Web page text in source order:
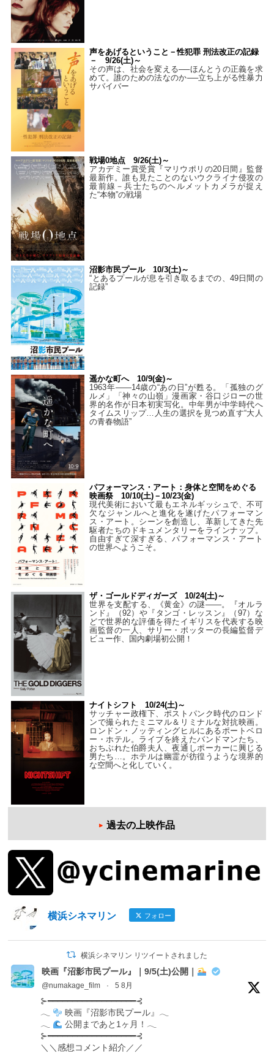
声をあげるということ－性犯罪 刑法改正の記録
－ 9/26(土)～
その声は、社会を変える──ほんとうの正義を求
めて。誰のための法なのか──立ち上がる性暴力
サバイバー
戦場0地点 9/26(土)～
アカデミー賞受賞『マリウポリの20日間』監督
最新作。誰も見たことのないウクライナ侵攻の
最前線－兵士たちのヘルメットカメラが捉え
た“本物”の戦場
沼影市民プール 10/3(土)～
“とあるプールが息を引き取るまでの、49日間の
記録”
遥かな町へ 10/9(金)～
1963年――14歳の“あの日”が甦る。「孤独のグ
ルメ」「神々の山嶺」漫画家・谷口ジローの世
界的名作が日本初実写化。中年男が中学時代へ
タイムスリップ…人生の選択を見つめ直す“大人
の青春物語”
パフォーマンス・アート：身体と空間をめぐる
映画祭 10/10(土)－10/23(金)
現代美術において最もエネルギッシュで、不可
欠なジャンルへと進化を遂げたパフォーマン
ス・アート。シーンを創造し、革新してきた先
駆者たちのドキュメンタリーをラインナップ。
自由すぎて深すぎる、パフォーマンス・アート
の世界へようこそ。
ザ・ゴールドディガーズ 10/24(土)～
世界を支配する、《黄金》の謎――。『オルラ
ンド』（92）や『タンゴ・レッスン』（97）な
どで世界的な評価を得たイギリスを代表する映
画監督の一人、サリー・ポッターの長編監督デ
ビュー作、国内劇場初公開！
ナイトシフト 10/24(土)～
サッチャー政権下、ポストパンク時代のロンド
ンで撮られたミニマル＆リミナルな対抗映画。
ロンドン・ノッティングヒルにあるポートベロ
ー・ホテル。ライブを終えたバンドマンたち、
おちぶれた伯爵夫人、夜通しポーカーに興じる
男たち…。ホテルは幽霊が彷徨うような境界的
な空間へと化していく。
過去の上映作品
横浜シネマリン フォロー
横浜シネマリン リツイートされました
映画『沼影市民プール』｜9/5(土)公開｜
@numakage_film · 5 8月
⊱━━━━━━━━━━━━━━━━━━⊰
𓂃
映画『沼影市民プール』𓂃
𓂃
公開まであと1ヶ月！𓂃
⊱━━━━━━━━━━━━━━━━━━⊰
＼＼感想コメント紹介／／